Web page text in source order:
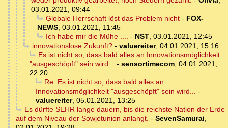
03.01.2021, 09:44
Globale Herrschaft löst das Problem nicht- FOX-
NEWS, 03.01.2021, 11:45
Ich habe mir die Mühe .... - NST, 03.01.2021, 12:45
innovationslose Zukunft?- valuereiter, 04.01.2021, 15:16
Es ist nicht so, dass bald alles an Innovationsmöglichkeit
"ausgeschöpft" sein wird... - sensortimecom, 04.01.2021,
22:20
Re: Es ist nicht so, dass bald alles an
Innovationsmöglichkeit "ausgeschöpft" sein wird... -
valuereiter, 05.01.2021, 13:25
Es dürfte SEHR lange dauern, bis die reichste Nation der Erde
auf dem Niveau der Sowjetunion anlangt. - SevenSamurai,